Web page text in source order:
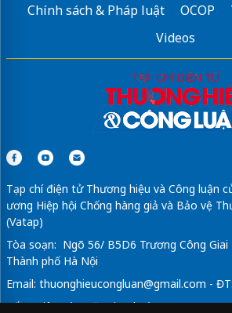
Chính sách & Pháp luật
OCOP
Videos
Tạp chí điện tử Thương hiệu và Công luận
ương Hiệp hội Chống hàng giả và Bảo vệ
(Vatap)
Tòa soạn: Ngõ 56/ B5D6 Trương Công Giai
Thành phố Hà Nội
Email: thuonghieucongluan@gmail.com -
Tổng Biên Tập: Vũ Đức Thuận